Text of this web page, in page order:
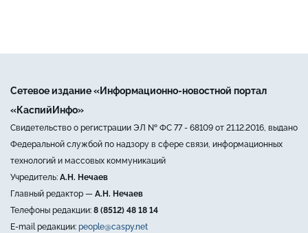
Сетевое издание «Информационно-новостной портал
«КаспийИнфо»
Свидетельство о регистрации ЭЛ № ФС 77 - 68109 от 21.12.2016, выдано
Федеральной службой по надзору в сфере связи, информационных
технологий и массовых коммуникаций
Учредитель: А.Н. Нечаев
Главный редактор — А.Н. Нечаев
Телефоны редакции: 8 (8512) 48 18 14
E-mail редакции: people@caspy.net